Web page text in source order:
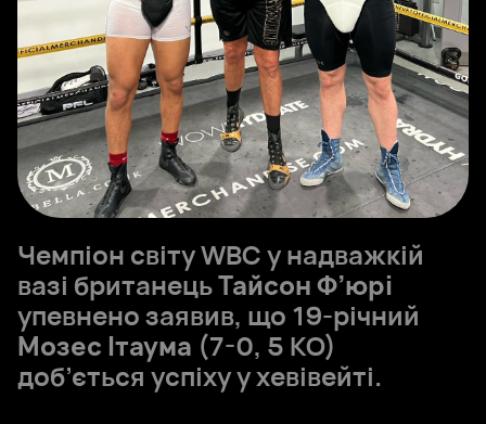
Чемпіон світу WBC у надважкій
вазі британецьТайсон Ф’юрі
упевнено заявив, що 19-річний
Мозес Ітаума (7-0, 5 КО)
доб’ється успіху у хевівейті.